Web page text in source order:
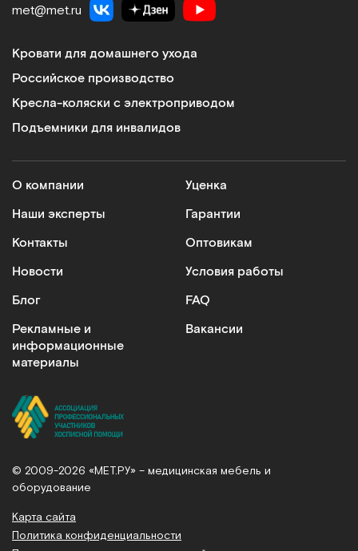
met@met.ru
Кровати для домашнего ухода
Российское производство
Кресла-коляски с электроприводом
Подъемники для инвалидов
О компании
Наши эксперты
Контакты
Новости
Блог
Рекламные и
информационные
материалы
Уценка
Гарантии
Оптовикам
Условия работы
FAQ
Вакансии
© 2009-2026 «МЕТ.РУ» – медицинская мебель и
оборудование
Карта сайта
Политика конфиденциальности